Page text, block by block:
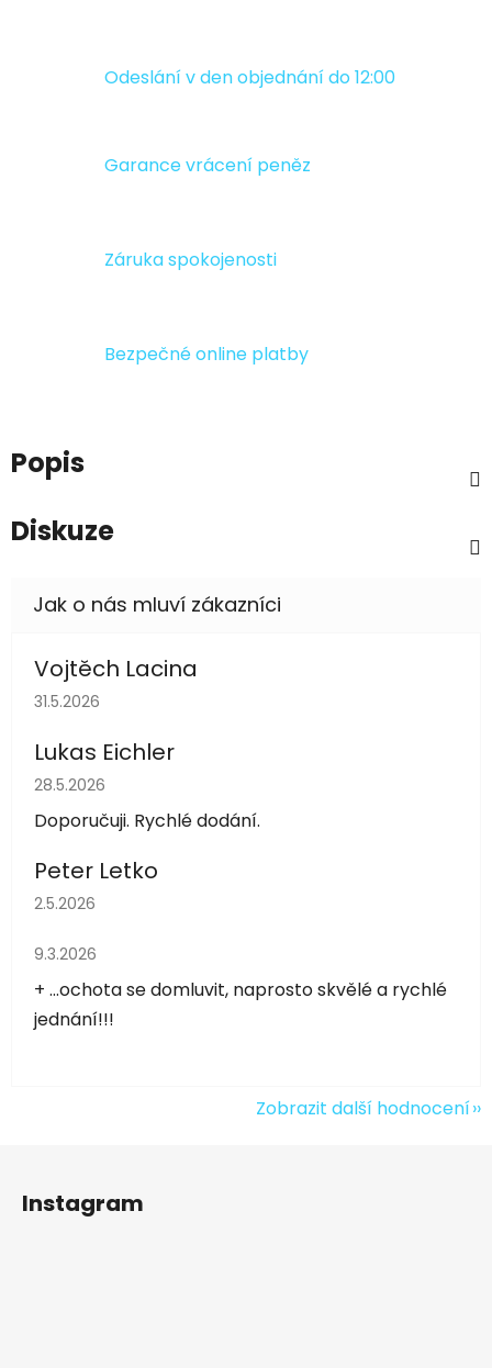
Odeslání v den objednání do 12:00
Garance vrácení peněz
Záruka spokojenosti
Bezpečné online platby
Popis
Diskuze
Vojtěch Lacina
Hodnocení obchodu je 5 z 5 hvězdiček.
31.5.2026
Lukas Eichler
Hodnocení obchodu je 5 z 5 hvězdiček.
28.5.2026
Doporučuji. Rychlé dodání.
Peter Letko
Hodnocení obchodu je 5 z 5 hvězdiček.
2.5.2026
Hodnocení obchodu je 5 z 5 hvězdiček.
9.3.2026
+ ...ochota se domluvit, naprosto skvělé a rychlé
jednání!!!
Zobrazit další hodnocení
Instagram